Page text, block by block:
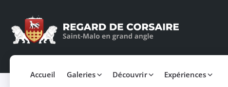
Accueil Galeries Découvrir Expériences